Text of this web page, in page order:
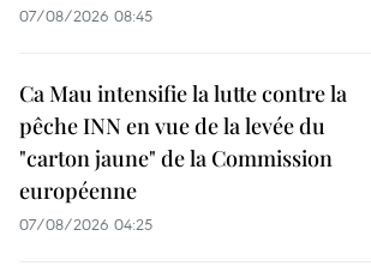
07/08/2026 08:45
Ca Mau intensifie la lutte contre la
pêche INN en vue de la levée du
"carton jaune" de la Commission
européenne
07/08/2026 04:25